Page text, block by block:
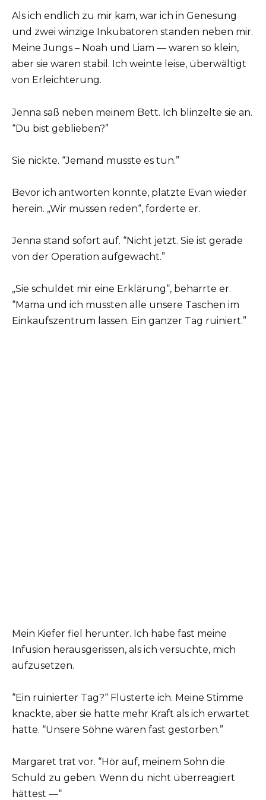
Als ich endlich zu mir kam, war ich in Genesung
und zwei winzige Inkubatoren standen neben mir.
Meine Jungs – Noah und Liam — waren so klein,
aber sie waren stabil. Ich weinte leise, überwältigt
von Erleichterung.
Jenna saß neben meinem Bett. Ich blinzelte sie an.
“Du bist geblieben?”
Sie nickte. “Jemand musste es tun.”
Bevor ich antworten konnte, platzte Evan wieder
herein. „Wir müssen reden“, forderte er.
Jenna stand sofort auf. “Nicht jetzt. Sie ist gerade
von der Operation aufgewacht.”
„Sie schuldet mir eine Erklärung“, beharrte er.
“Mama und ich mussten alle unsere Taschen im
Einkaufszentrum lassen. Ein ganzer Tag ruiniert.”
Mein Kiefer fiel herunter. Ich habe fast meine
Infusion herausgerissen, als ich versuchte, mich
aufzusetzen.
“Ein ruinierter Tag?“ Flüsterte ich. Meine Stimme
knackte, aber sie hatte mehr Kraft als ich erwartet
hatte. “Unsere Söhne wären fast gestorben.”
Margaret trat vor. “Hör auf, meinem Sohn die
Schuld zu geben. Wenn du nicht überreagiert
hättest —“